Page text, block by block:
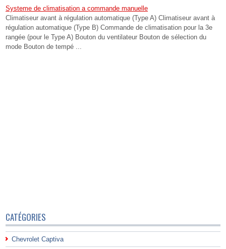
Systeme de climatisation a commande manuelle
Climatiseur avant à régulation automatique (Type A) Climatiseur avant à
régulation automatique (Type B) Commande de climatisation pour la 3e
rangée (pour le Type A) Bouton du ventilateur Bouton de sélection du
mode Bouton de tempé ...
CATÉGORIES
Chevrolet Captiva